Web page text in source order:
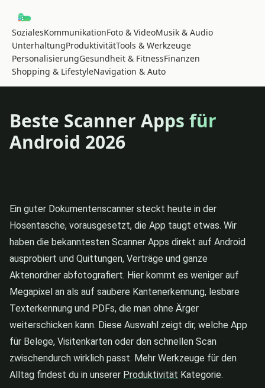
SozialesKommunikationFoto & VideoMusik & Audio
UnterhaltungProduktivitätTools & Werkzeuge
PersonalisierungGesundheit & FitnessFinanzen
Shopping & LifestyleNavigation & Auto
Beste Scanner Apps für
Android 2026
Ein guter Dokumentenscanner steckt heute in der
Hosentasche, vorausgesetzt, die App taugt etwas. Wir
haben die bekanntesten Scanner Apps direkt auf Android
ausprobiert und Quittungen, Verträge und ganze
Aktenordner abfotografiert. Hier kommt es weniger auf
Megapixel an als auf saubere Kantenerkennung, lesbare
Texterkennung und PDFs, die man ohne Ärger
weiterschicken kann. Diese Auswahl zeigt dir, welche App
für Belege, Visitenkarten oder den schnellen Scan
zwischendurch wirklich passt. Mehr Werkzeuge für den
Alltag findest du in unserer Produktivität Kategorie.